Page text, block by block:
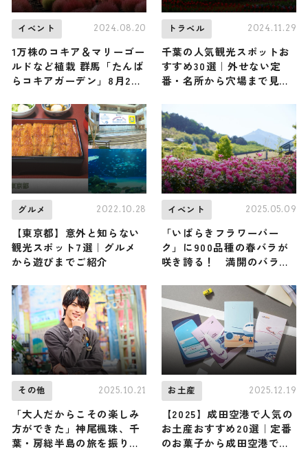
イベント 2024.08.20
1万株のコキア＆マリーゴー
ルドなど植栽 群馬「たんば
らコキアガーデン」8月26
トラベル 2024.11.29
千葉の人気観光スポットお
すすめ30選｜外せない定
番・名所から穴場まで見ど
グルメ 2022.10.28
【東京都】意外と知らない
観光スポット7選｜グルメ
から遊びまでご紹介
イベント 2025.05.09
「いばらきフラワーパー
ク」に900品種の春バラが
咲き誇る！ 満開のバラを
14日（水）スタート
その他 2025.10.21
「大人だからこその楽しみ
方ができた」神尾楓珠、千
葉・房総半島の旅を振り返
お土産 2025.12.19
【2025】成田空港で人気の
お土産おすすめ20選｜定番
のお菓子から成田空港でし